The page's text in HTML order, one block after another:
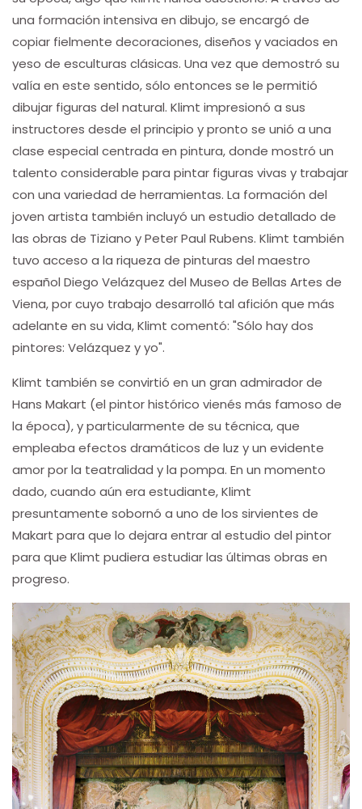
una formación intensiva en dibujo, se encargó de
copiar fielmente decoraciones, diseños y vaciados en
yeso de esculturas clásicas. Una vez que demostró su
valía en este sentido, sólo entonces se le permitió
dibujar figuras del natural. Klimt impresionó a sus
instructores desde el principio y pronto se unió a una
clase especial centrada en pintura, donde mostró un
talento considerable para pintar figuras vivas y trabajar
con una variedad de herramientas. La formación del
joven artista también incluyó un estudio detallado de
las obras de Tiziano y Peter Paul Rubens. Klimt también
tuvo acceso a la riqueza de pinturas del maestro
español Diego Velázquez del Museo de Bellas Artes de
Viena, por cuyo trabajo desarrolló tal afición que más
adelante en su vida, Klimt comentó: "Sólo hay dos
pintores: Velázquez y yo".
Klimt también se convirtió en un gran admirador de
Hans Makart (el pintor histórico vienés más famoso de
la época), y particularmente de su técnica, que
empleaba efectos dramáticos de luz y un evidente
amor por la teatralidad y la pompa. En un momento
dado, cuando aún era estudiante, Klimt
presuntamente sobornó a uno de los sirvientes de
Makart para que lo dejara entrar al estudio del pintor
para que Klimt pudiera estudiar las últimas obras en
progreso.